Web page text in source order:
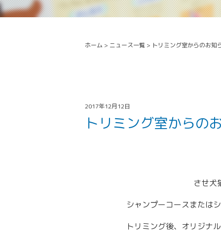
ホーム > ニュース一覧 > トリミング室からのお知
2017年12月12日
トリミング室からの
させ犬
シャンプーコースまたは
トリミング後、オリジナ